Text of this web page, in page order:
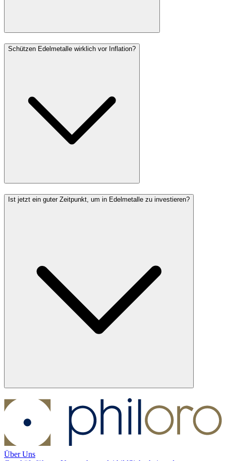
Schützen Edelmetalle wirklich vor Inflation?
Ist jetzt ein guter Zeitpunkt, um in Edelmetalle zu investieren?
Über Uns